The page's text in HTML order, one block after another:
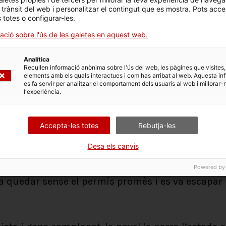
havia estat mobilitzat a Londres i algun
Saroyan podria escriure una història que
que, alhora, donés una visió amable de la
la cosa va anar així: la novel·la va ser
quedar sense el permís promès i es va escapar
del web i personalitzar el contingut que es mostra. Pots
totes o configurar-les.
sobre l'ús de les galetes en aquest web.
Analítica
Recullen informació anònima sobre l'ús del web, les pàgines que
elements amb els quals interactues i com has arribat al web. Aquesta
es fa servir per analitzar el comportament dels usuaris al web i millorar-
l'experiència.
Accepta-les totes Rebutja-les
Desa els canvis
Powered by